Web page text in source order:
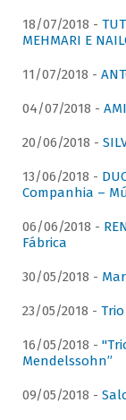
18/07/2018 -
MEHMARI E
11/07/2018 -
04/07/2018 -
20/06/2018 -
13/06/2018 -
Companhia –
06/06/2018 -
Fábrica
30/05/2018 -
23/05/2018 -
16/05/2018 -
Mendelssohn”
09/05/2018 -